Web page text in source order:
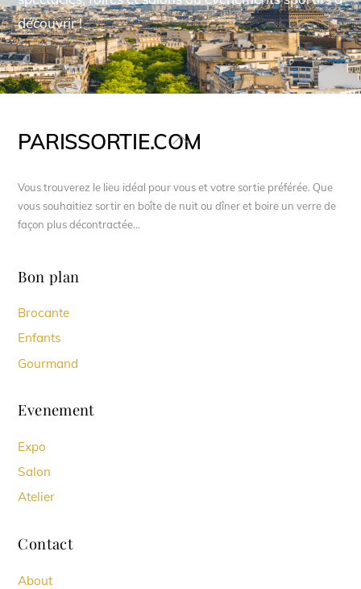
découvrir !
Back
Top
PARISSORTIE.COM
Vous trouverez le lieu idéal pour vous et votre sortie préférée. Que
vous souhaitiez sortir en boîte de nuit ou dîner et boire un verre de
façon plus décontractée...
Bon plan
Brocante
Enfants
Gourmand
Evenement
Expo
Salon
Atelier
Contact
About